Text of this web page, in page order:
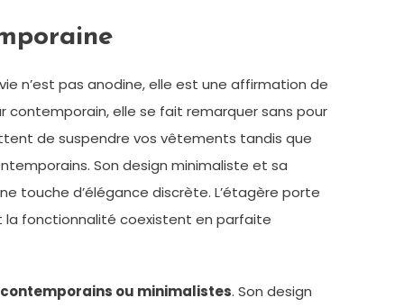
n’est pas anodine, elle est une affirmation de
contemporain, elle se fait remarquer sans pour
de suspendre vos vêtements tandis que
Son design minimaliste et sa
touche d’élégance discrète. L’étagère porte
la fonctionnalité coexistent en parfaite
ou minimalistes. Son design